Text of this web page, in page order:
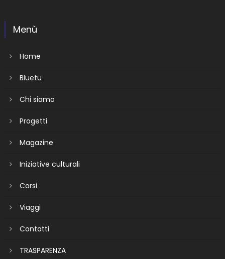
Menù
Home
Bluetu
Chi siamo
Progetti
Magazine
Iniziative culturali
Corsi
Viaggi
Contatti
TRASPARENZA